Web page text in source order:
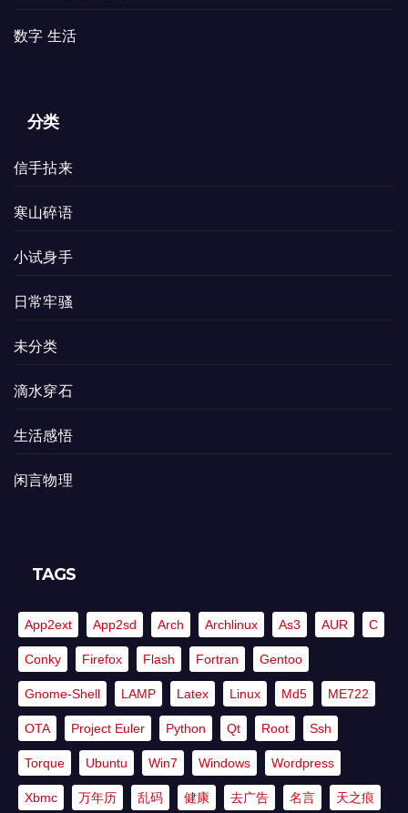
数字 生活
分类
信手拈来
寒山碎语
小试身手
日常牢骚
未分类
滴水穿石
生活感悟
闲言物理
TAGS
App2ext App2sd Arch Archlinux As3 AUR C
Conky Firefox Flash Fortran Gentoo
Gnome-Shell LAMP Latex Linux Md5 ME722
OTA Project Euler Python Qt Root Ssh
Torque Ubuntu Win7 Windows Wordpress
Xbmc 万年历 乱码 健康 去广告 名言 天之痕